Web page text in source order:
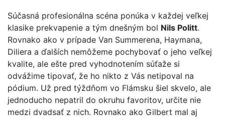
Súčasná profesionálna scéna ponúka v každej veľkej
klasike prekvapenie a tým dnešným bol Nils Politt.
Rovnako ako v prípade Van Summerena, Haymana,
Diliera a ďalších nemôžeme pochybovať o jeho veľkej
kvalite, ale ešte pred vyhodnotením súťaže si
odvážime tipovať, že ho nikto z Vás netipoval na
pódium. Už pred týždňom vo Flámsku šiel skvelo, ale
jednoducho nepatril do okruhu favoritov, určite nie
medzi dvadsať z nich. Rovnako ako Gilbert mal aj